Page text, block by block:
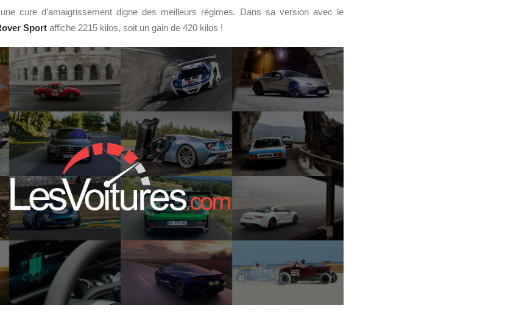
cure d’amaigrissement digne des meilleurs régimes. Dans sa version avec le
Sport affiche 2215 kilos, soit un gain de 420 kilos !